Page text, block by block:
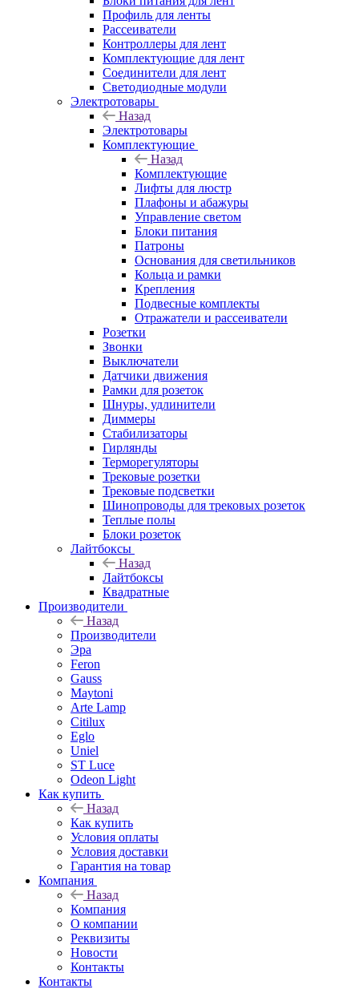
Профиль для ленты
Рассеиватели
Контроллеры для лент
Комплектующие для лент
Соединители для лент
Светодиодные модули
Электротовары
Назад
Электротовары
Комплектующие
Назад
Комплектующие
Лифты для люстр
Плафоны и абажуры
Управление светом
Блоки питания
Патроны
Основания для светильников
Кольца и рамки
Крепления
Подвесные комплекты
Отражатели и рассеиватели
Розетки
Звонки
Выключатели
Датчики движения
Рамки для розеток
Шнуры, удлинители
Диммеры
Стабилизаторы
Гирлянды
Терморегуляторы
Трековые розетки
Трековые подсветки
Шинопроводы для трековых розеток
Теплые полы
Блоки розеток
Лайтбоксы
Назад
Лайтбоксы
Квадратные
Производители
Назад
Производители
Эра
Feron
Gauss
Maytoni
Arte Lamp
Citilux
Eglo
Uniel
ST Luce
Odeon Light
Как купить
Назад
Как купить
Условия оплаты
Условия доставки
Гарантия на товар
Компания
Назад
Компания
О компании
Реквизиты
Новости
Контакты
Контакты